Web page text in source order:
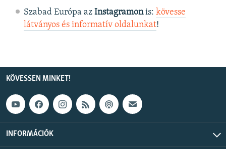
Szabad Európa az Instagramonis: kövesse
látványos és informatív oldalunkat! ​
KÖVESSEN MINKET!
INFORMÁCIÓK